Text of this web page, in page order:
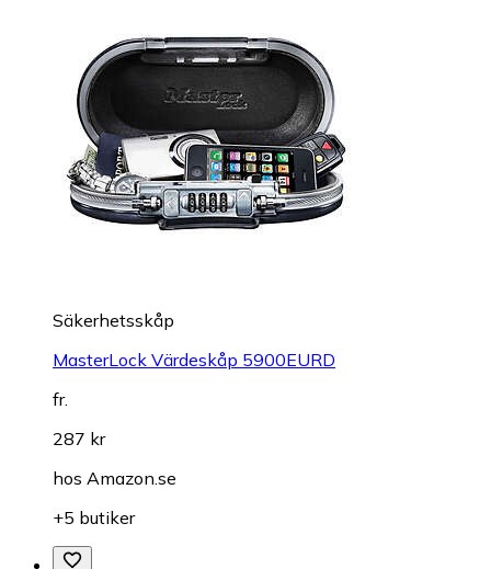
Säkerhetsskåp
MasterLock Värdeskåp 5900EURD
fr.
287 kr
hos Amazon.se
+5 butiker